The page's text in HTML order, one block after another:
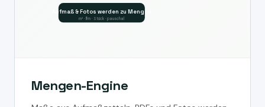
Aufmaß & Fotos werden zu Mengen
m² · lfm · Stück · pauschal
Mengen-Engine